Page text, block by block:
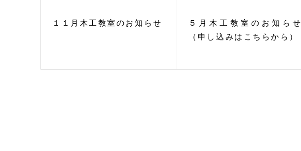
１１月木工教室のお知らせ
５月木工教室のお知らせ
（申し込みはこちらから）